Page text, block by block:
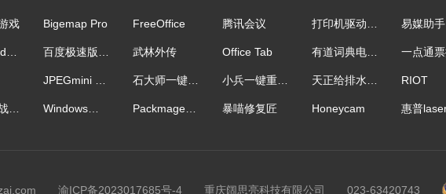
戏 Bigemap Pro FreeOffice 腾讯会议 易媒助手
武林外传 Office Tab
RIOT
暴喵修复匠 Honeycam
渝ICP备2023017685号-4 重庆阔思亮科技有限公司 023-63420743